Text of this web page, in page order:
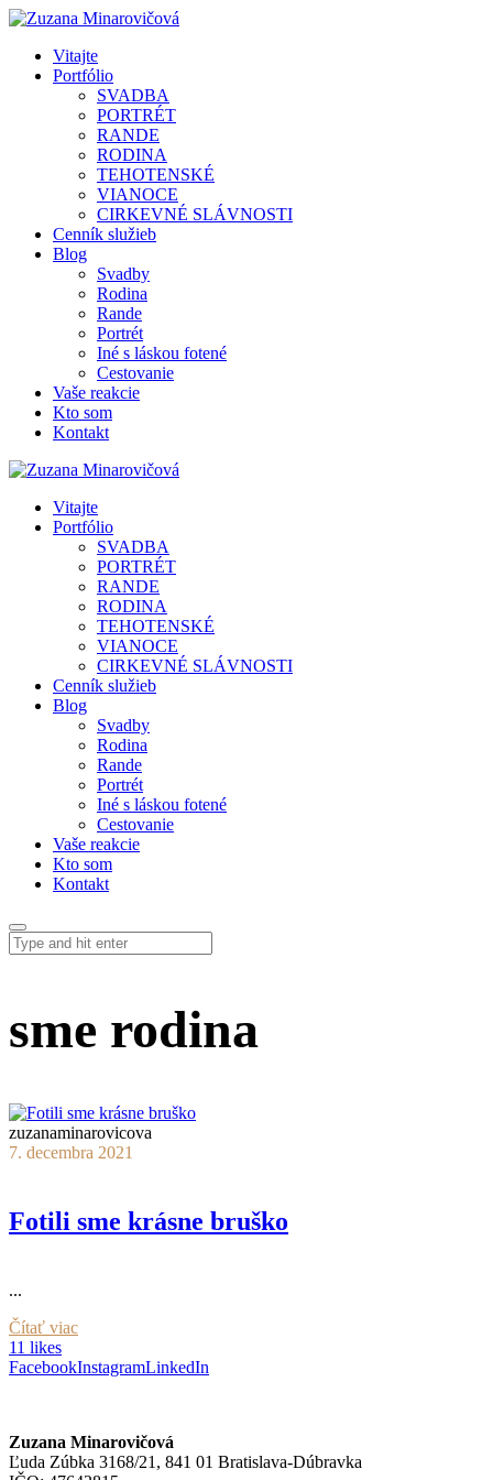
Vitajte
Portfólio
SVADBA
PORTRÉT
RANDE
RODINA
TEHOTENSKÉ
VIANOCE
CIRKEVNÉ SLÁVNOSTI
Cenník služieb
Blog
Svadby
Rodina
Rande
Portrét
Iné s láskou fotené
Cestovanie
Vaše reakcie
Kto som
Kontakt
Vitajte
Portfólio
SVADBA
PORTRÉT
RANDE
RODINA
TEHOTENSKÉ
VIANOCE
CIRKEVNÉ SLÁVNOSTI
Cenník služieb
Blog
Svadby
Rodina
Rande
Portrét
Iné s láskou fotené
Cestovanie
Vaše reakcie
Kto som
Kontakt
sme rodina
zuzanaminarovicova
7. decembra 2021
Fotili sme krásne bruško
...
Čítať viac
11 likes
FacebookInstagramLinkedIn
Zuzana Minarovičová
Ľuda Zúbka 3168/21, 841 01 Bratislava-Dúbravka